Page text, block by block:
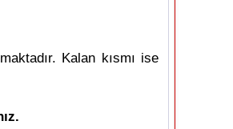
Kalan kısmı ise